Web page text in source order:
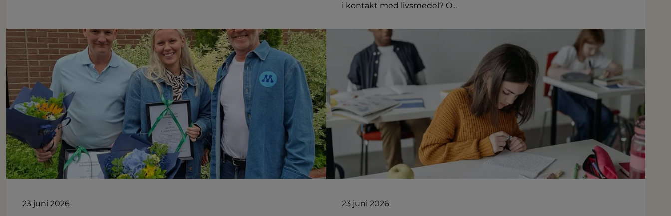
i kontakt med livsmedel? O...
23 juni 2026 23 juni 2026